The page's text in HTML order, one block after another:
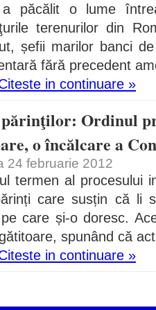
păcălit o lume
terenurilor din
șefii marilor banci
fără precedent
in continuare »
Ordinul
o încălcare a
24 februarie 2012
termen al procesului
care susțin că li
care și-o doresc.
spunând că
in continuare »